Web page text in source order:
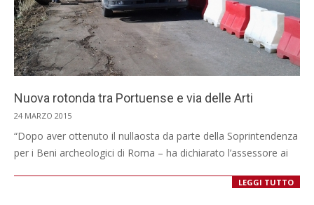
Nuova rotonda tra Portuense e via delle Arti
2015-
03-
24
24 MARZO 2015
“Dopo aver ottenuto il nullaosta da parte della Soprintendenza
per i Beni archeologici di Roma – ha dichiarato l’assessore ai
LEGGI TUTTO